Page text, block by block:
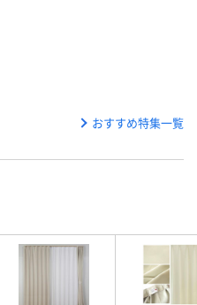
おすすめ特集一覧